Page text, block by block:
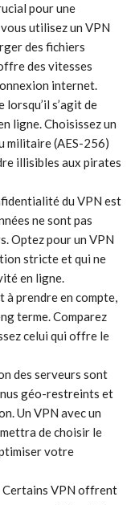
pour une
utilisez un VPN
des fichiers
des vitesses
internet.
s’agit de
ligne. Choisissez un
militaire (AES-256)
illisibles aux pirates
du VPN est
ne sont pas
Optez pour un VPN
stricte et qui ne
en ligne.
à prendre en compte,
terme. Comparez
celui qui offre le
des serveurs sont
géo-restreints et
Un VPN avec un
de choisir le
votre
Certains VPN offrent